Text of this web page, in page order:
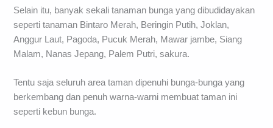
Selain itu, banyak sekali tanaman bunga yang dibudidayakan
seperti tanaman Bintaro Merah, Beringin Putih, Joklan,
Anggur Laut, Pagoda, Pucuk Merah, Mawar jambe, Siang
Malam, Nanas Jepang, Palem Putri, sakura.
Tentu saja seluruh area taman dipenuhi bunga-bunga yang
berkembang dan penuh warna-warni membuat taman ini
seperti kebun bunga.